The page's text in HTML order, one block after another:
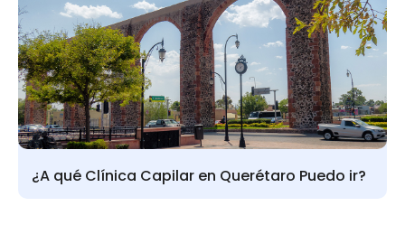
¿A qué Clínica Capilar en Querétaro Puedo ir?